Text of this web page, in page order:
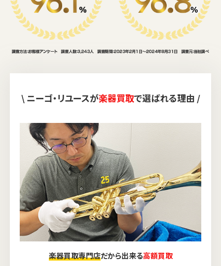
\ ニーゴ・リユースが楽器買取で選ばれる理由 /
楽器買取専門店だから出来る高額買取